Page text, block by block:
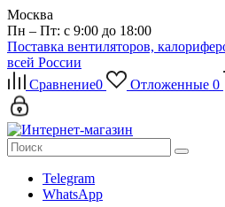
Москва
Пн – Пт: с 9:00 до 18:00
Поставка вентиляторов,
всей России
Сравнение0 Отложенные 0
Telegram
WhatsApp